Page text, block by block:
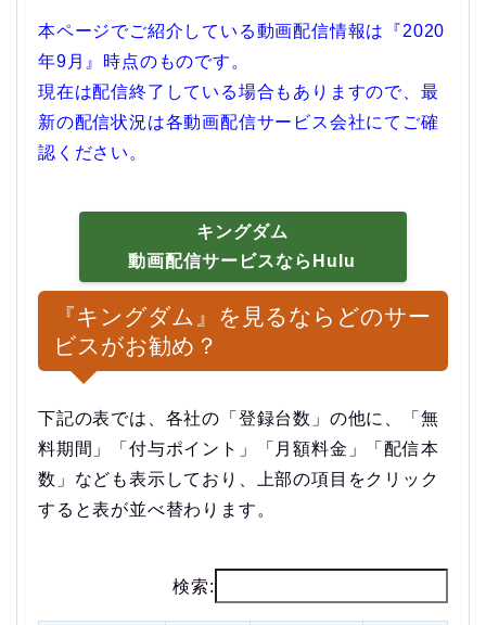
本ページでご紹介している動画配信情報は『2020
年9月』時点のものです。
現在は配信終了している場合もありますので、最
新の配信状況は各動画配信サービス会社にてご確
認ください。
キングダム
動画配信サービスならHulu
『キングダム』を見るならどのサー
ビスがお勧め？
下記の表では、各社の「登録台数」の他に、「無
料期間」「付与ポイント」「月額料金」「配信本
数」なども表示しており、上部の項目をクリック
すると表が並べ替わります。
検索: